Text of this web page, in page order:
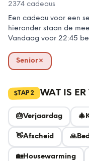
2374 cadeaus
Een cadeau voor een
hieronder staan de
Vandaag voor 22:45
Senior×
verwijderen
STAP2 WAT IS ER
🎂Verjaardag 🎄
👋Afscheid 🙏
🏡Housewarming